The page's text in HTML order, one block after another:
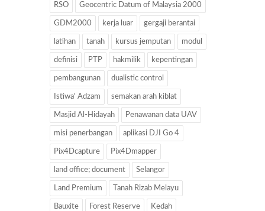
RSO Geocentric Datum of Malaysia 2000
GDM2000 kerja luar gergaji berantai
latihan tanah kursus jemputan modul
definisi PTP hakmilik kepentingan
pembangunan dualistic control
Istiwa' Adzam semakan arah kiblat
Masjid Al-Hidayah Penawanan data UAV
misi penerbangan aplikasi DJI Go 4
Pix4Dcapture Pix4Dmapper
land office; document Selangor
Land Premium Tanah Rizab Melayu
Bauxite Forest Reserve Kedah